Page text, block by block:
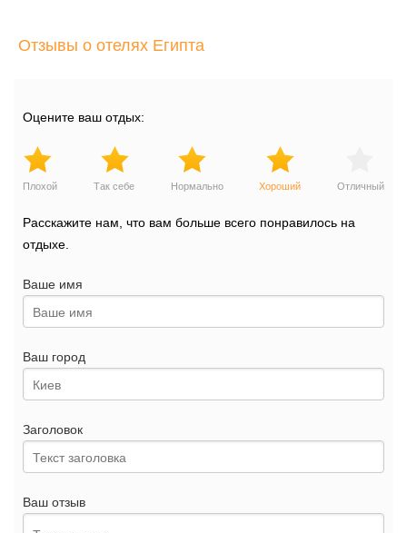
минут
Отзывы о отелях Египта
Оцените ваш отдых:
Плохой Так себе Нормально Хороший Отличный
Расскажите нам, что вам больше всего понравилось на
отдыхе.
Ваше имя
Ваш город
Заголовок
Ваш отзыв